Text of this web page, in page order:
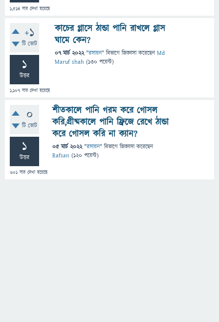
1,514 বার দেখা হয়েছে
+1
টি ভোট
1
উত্তর
1,107 বার দেখা হয়েছে
কাচের গ্লাসে ঠান্ডা পানি রাখলে গ্লাস
ঘামে কেন?
07 মার্চ 2022 "রসায়ন" বিভাগে জিজ্ঞাসাকরেছেনMd
Maruf shah (130 পয়েন্ট)
0
টি ভোট
1
উত্তর
601 বার দেখা হয়েছে
শীতকালে পানি গরম করে গোসল
করি,গ্রীষ্মকালে পানি ফ্রিজে রেখে ঠান্ডা
করে গোসল করি না ক্যান?
05 মার্চ 2022 "রসায়ন" বিভাগে জিজ্ঞাসাকরেছেন
Rafsan (120 পয়েন্ট)